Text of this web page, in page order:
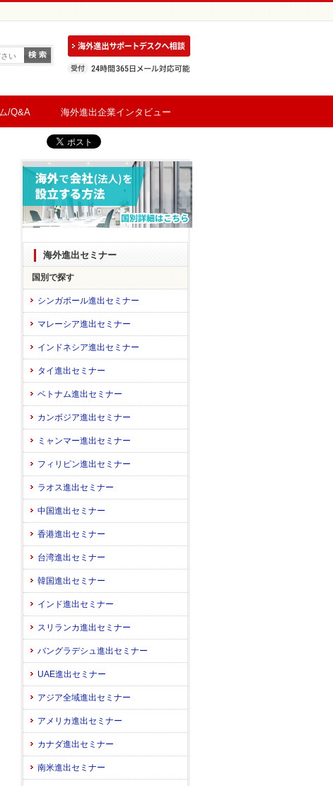
/Q&A 海外進出企業インタビュー
海外進出セミナー
国別で探す
シンガポール進出セミナー
マレーシア進出セミナー
インドネシア進出セミナー
タイ進出セミナー
ベトナム進出セミナー
カンボジア進出セミナー
ミャンマー進出セミナー
フィリピン進出セミナー
ラオス進出セミナー
中国進出セミナー
香港進出セミナー
台湾進出セミナー
韓国進出セミナー
インド進出セミナー
スリランカ進出セミナー
バングラデシュ進出セミナー
UAE進出セミナー
アジア全域進出セミナー
アメリカ進出セミナー
カナダ進出セミナー
南米進出セミナー